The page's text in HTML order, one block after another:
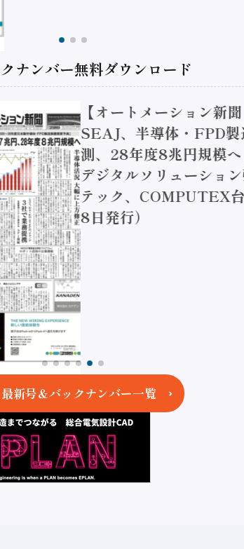
ナンバー無料ダウンロード
【オートメーション新聞
SEAJ、半導体・FPD製造装置
測、28年度8兆円規模へ / 三菱
デジタルソリューション強化 /
テック、COMPUTEX台湾（
8日発行）
最新号＆バックナンバー一覧